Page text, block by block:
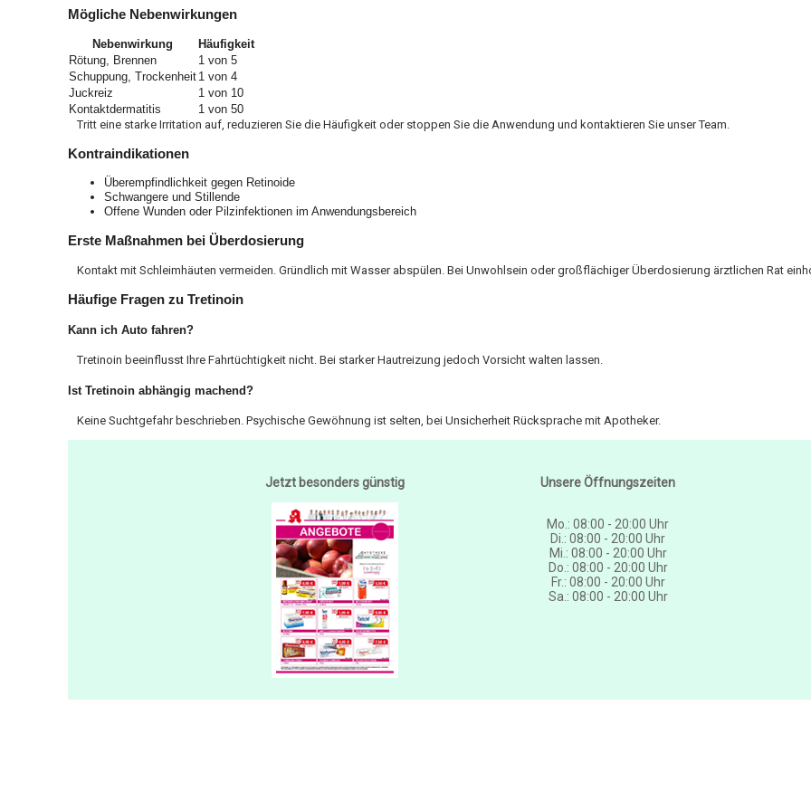
Mögliche Nebenwirkungen
Nebenwirkung
Häufigkeit
Rötung, Brennen
1 von 5
Schuppung, Trockenheit 1 von 4
Juckreiz
1 von 10
Kontaktdermatitis
1 von 50
Tritt eine starke Irritation auf, reduzieren Sie die Häufigkeit oder stoppen Sie die Anwendung und kontaktieren Sie unser Team.
Kontraindikationen
Überempfindlichkeit gegen Retinoide
Schwangere und Stillende
Offene Wunden oder Pilzinfektionen im Anwendungsbereich
Erste Maßnahmen bei Überdosierung
Kontakt mit Schleimhäuten vermeiden. Gründlich mit Wasser abspülen. Bei Unwohlsein oder großflächiger Überdosierung ärztlichen Rat
Häufige Fragen zu Tretinoin
Kann ich Auto fahren?
Tretinoin beeinflusst Ihre Fahrtüchtigkeit nicht. Bei starker Hautreizung jedoch Vorsicht walten lassen.
Ist Tretinoin abhängig machend?
Keine Suchtgefahr beschrieben. Psychische Gewöhnung ist selten, bei Unsicherheit Rücksprache mit Apotheker.
Jetzt besonders günstig Unsere Öffnungszeiten
Mo.: 08:00 - 20:00 Uhr
Di.: 08:00 - 20:00 Uhr
Mi.: 08:00 - 20:00 Uhr
Do.: 08:00 - 20:00 Uhr
Fr.: 08:00 - 20:00 Uhr
Sa.: 08:00 - 20:00 Uhr